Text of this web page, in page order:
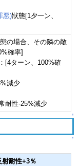
悪)狀態[1夕一ン、
の場合、その隣の敵
確率]
：[4ターン、100%確
減少
耐性-25%減少
↑
↑
耐性+3％